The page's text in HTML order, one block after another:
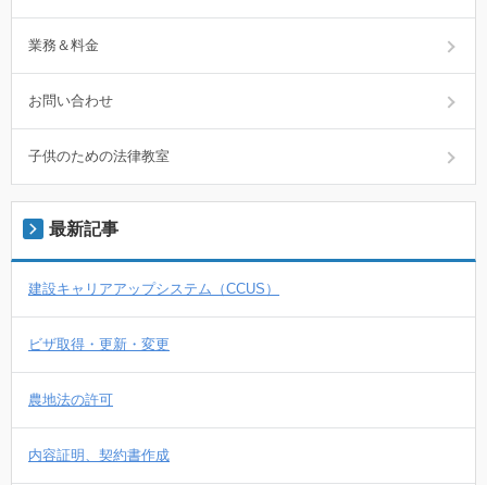
業務＆料金
お問い合わせ
子供のための法律教室
最新記事
建設キャリアアップシステム（CCUS）
ビザ取得・更新・変更
農地法の許可
内容証明、契約書作成